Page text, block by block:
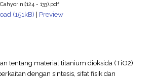
- 133).pdf
(151kB) | Preview
tentang material titanium dioksida (TiO2)
dengan sintesis, sifat fisik dan